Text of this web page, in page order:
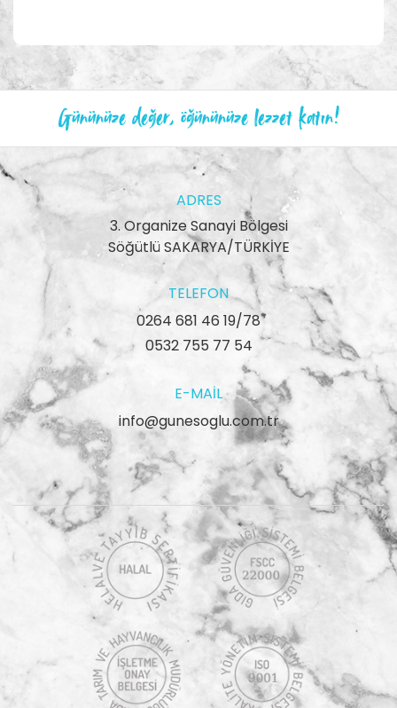
Gününüze değer, öğününüze lezzet katın!
ADRES
3. Organize Sanayi Bölgesi
Söğütlü SAKARYA/TÜRKİYE
TELEFON
0264 681 46 19/78
0532 755 77 54
E-MAIL
info@gunesoglu.com.tr